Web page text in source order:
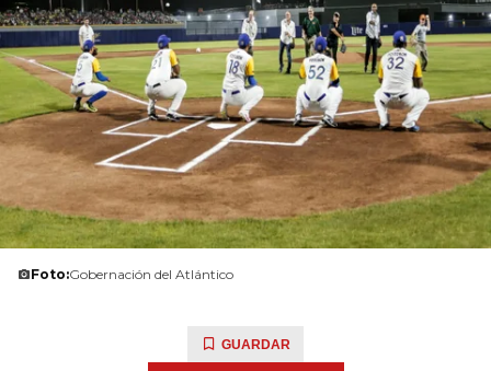
Foto:Gobernación del Atlántico
GUARDAR